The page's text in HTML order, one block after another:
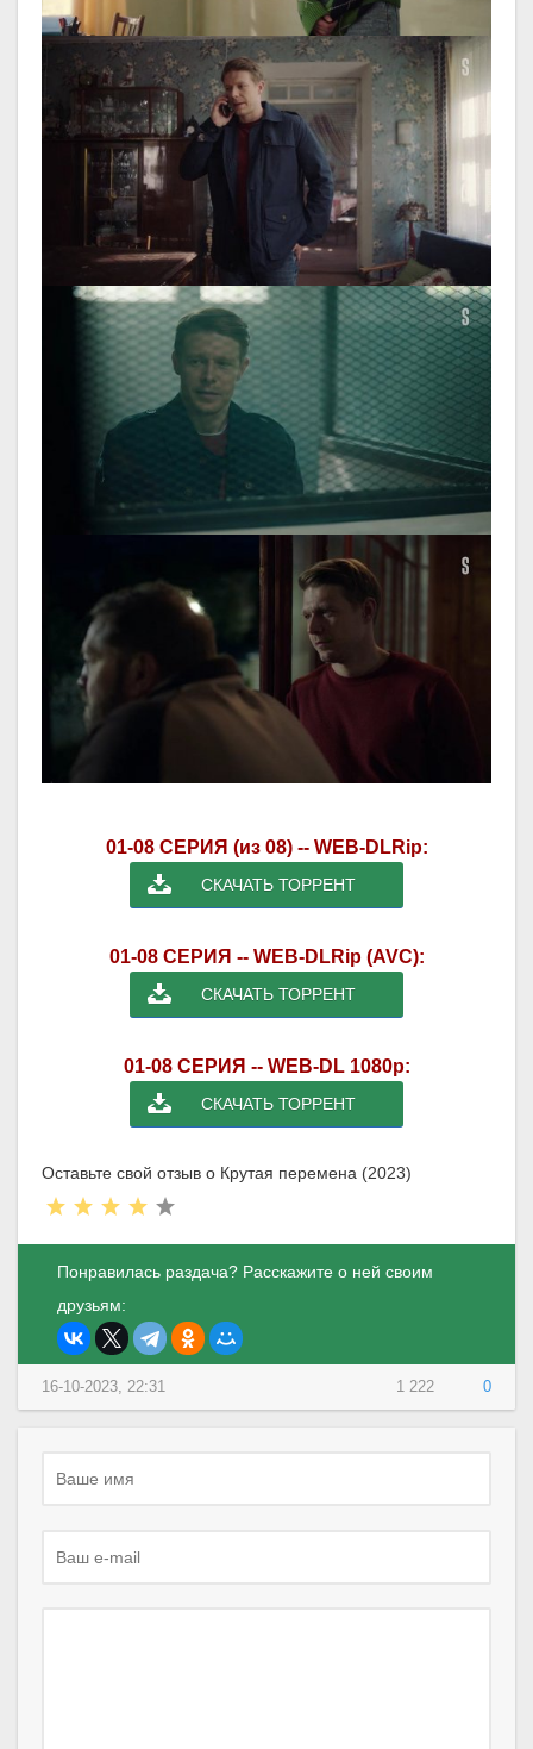
01-08 СЕРИЯ (из 08) -- WEB-DLRip:
СКАЧАТЬ ТОРРЕНТ
01-08 СЕРИЯ -- WEB-DLRip (AVC):
СКАЧАТЬ ТОРРЕНТ
01-08 СЕРИЯ -- WEB-DL 1080p:
СКАЧАТЬ ТОРРЕНТ
Оставьте свой отзыв о Крутая перемена (2023)
Понравилась раздача? Расскажите о ней своим
друзьям:
1 222 0
16-10-2023, 22:31